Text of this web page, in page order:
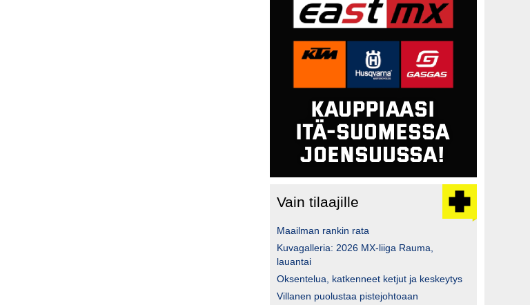
Vain tilaajille
Maailman rankin rata
Kuvagalleria: 2026 MX-liiga Rauma,
lauantai
Oksentelua, katkenneet ketjut ja keskeytys
Villanen puolustaa pistejohtoaan